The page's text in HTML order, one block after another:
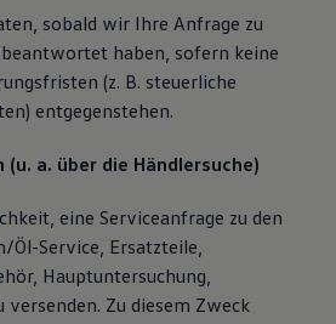
sobald wir Ihre Anfrage zu
haben, sofern keine
(z. B. steuerliche
entgegenstehen.
a. über die Händlersuche)
eine Serviceanfrage zu den
Öl-Service, Ersatzteile,
Hauptuntersuchung,
versenden. Zu diesem Zweck